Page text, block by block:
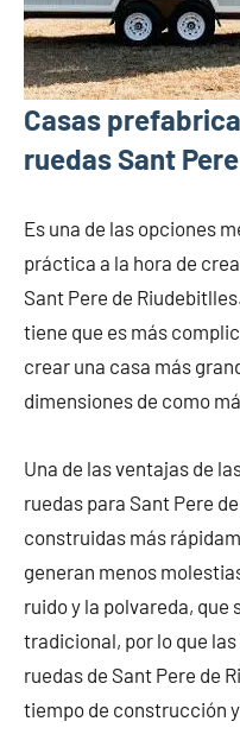
Casas
ruedas Sant
Es una de las opciones
práctica a la hora de
Sant Pere de
tiene que es más
crear una casa más
dimensiones de como
Una de las ventajas de
ruedas para Sant Pere
construidas más
generan menos
ruido y la polvareda,
tradicional, por lo que
ruedas de Sant Pere de
tiempo de construcción